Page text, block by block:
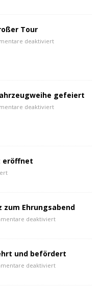
Tour
deaktiviert
gefeiert
deaktiviert
eröffnet
zum Ehrungsabend
deaktiviert
und befördert
deaktiviert